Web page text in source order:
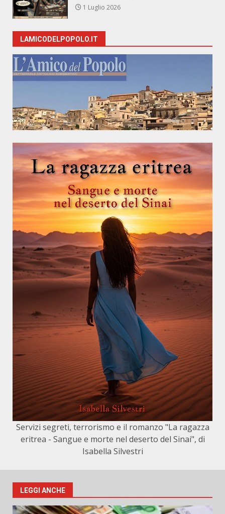
1 Luglio 2026
LAMICODELPOPOLO.IT
Servizi segreti, terrorismo e il romanzo "La ragazza
eritrea - Sangue e morte nel deserto del Sinai", di
Isabella Silvestri
LEGGI ANCHE